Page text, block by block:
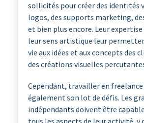
sollicités pour créer des identités
logos, des supports marketing,
et bien plus encore. Leur
leur sens artistique leur
vie aux idées et aux concepts des
des créations visuelles
Cependant, travailler en
également son lot de défis. Les
indépendants doivent être